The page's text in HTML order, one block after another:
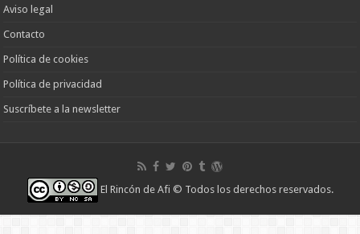
Aviso legal
Contacto
Política de cookies
Política de privacidad
Suscríbete a la newsletter
El Rincón de Afi © Todos los derechos reservados.